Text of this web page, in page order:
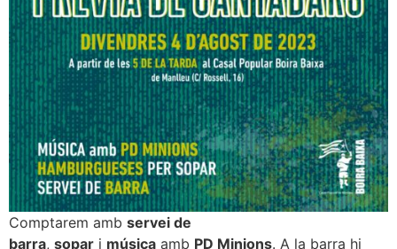
Comptarem amb servei de
barra, sopar i música amb PD Minions. A la barra hi